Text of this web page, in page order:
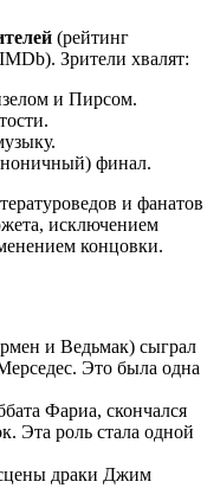
(рейтинг
Зрители хвалят:
и Пирсом.
финал.
и фанатов
исключением
концовки.
и Ведьмак) сыграл
Это была одна
Фариа, скончался
Эта роль стала одной
драки Джим